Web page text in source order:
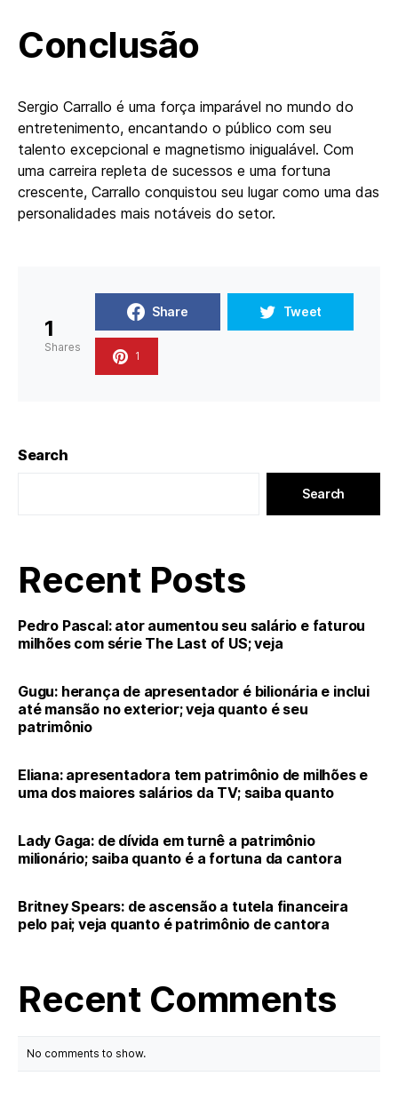
Conclusão
Sergio Carrallo é uma força imparável no mundo do
entretenimento, encantando o público com seu
talento excepcional e magnetismo inigualável. Com
uma carreira repleta de sucessos e uma fortuna
crescente, Carrallo conquistou seu lugar como uma das
personalidades mais notáveis do setor.
1
Shares
Share Tweet
1
Search
Search
Recent Posts
Pedro Pascal: ator aumentou seu salário e faturou
milhões com série The Last of US; veja
Gugu: herança de apresentador é bilionária e inclui
até mansão no exterior; veja quanto é seu
patrimônio
Eliana: apresentadora tem patrimônio de milhões e
uma dos maiores salários da TV; saiba quanto
Lady Gaga: de dívida em turnê a patrimônio
milionário; saiba quanto é a fortuna da cantora
Britney Spears: de ascensão a tutela financeira
pelo pai; veja quanto é patrimônio de cantora
Recent Comments
No comments to show.